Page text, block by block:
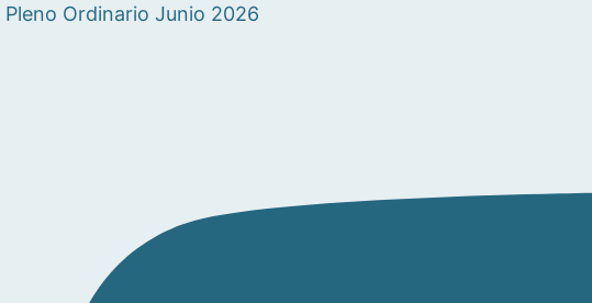
Pleno Ordinario Junio 2026